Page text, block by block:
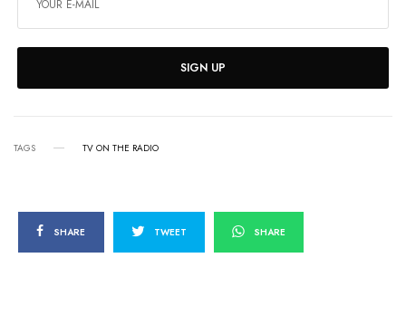
SIGN UP
TAGS TV ON THE RADIO
SHARE TWEET SHARE